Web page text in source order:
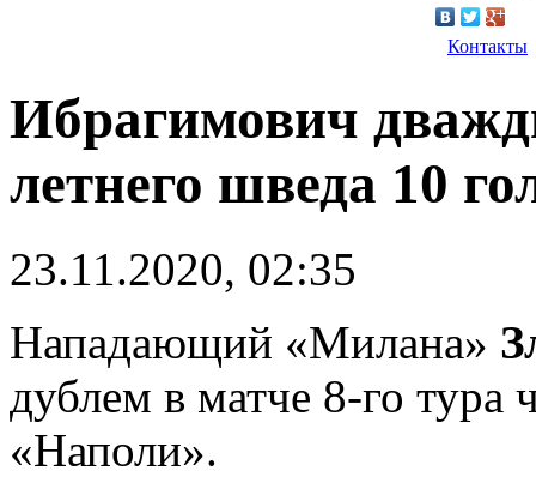
Контакты
Ибрагимович
летнего шведа 10
23.11.2020, 02:35
Нападающий «Милана»
дублем в матче 8-го тура
«Наполи».